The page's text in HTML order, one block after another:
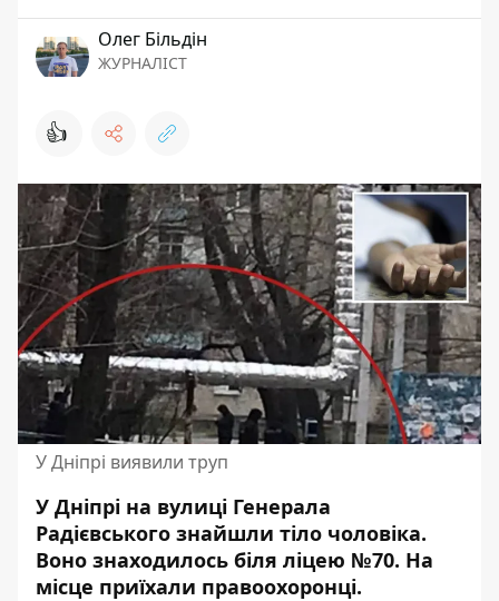
Олег Більдін
ЖУРНАЛІСТ
👍
У Дніпрі виявили труп
У Дніпрі на вулиці Генерала
Радієвського знайшли тіло чоловіка.
Воно знаходилось біля ліцею №70. На
місце приїхали правоохоронці.